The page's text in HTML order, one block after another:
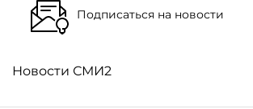
Подписаться на новости
Новости СМИ2